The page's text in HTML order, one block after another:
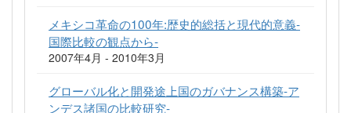
メキシコ革命の100年:歴史的総括と現代的意義-
国際比較の観点から-
2007年4月 - 2010年3月
グローバル化と開発途上国のガバナンス構築-ア
ンデス諸国の比較研究-